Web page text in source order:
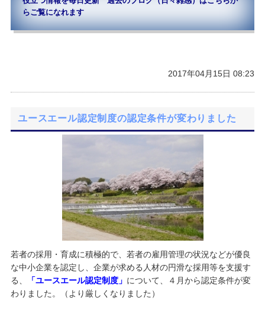
らご覧になれます
2017年04月15日 08:23
ユースエール認定制度の認定条件が変わりました
若者の採用・育成に積極的で、若者の雇用管理の状況などが優良
な中小企業を認定し、企業が求める人材の円滑な採用等を支援す
る、
「ユースエール認定制度」 について、４月から認定条件が変
わりました。（より厳しくなりました）